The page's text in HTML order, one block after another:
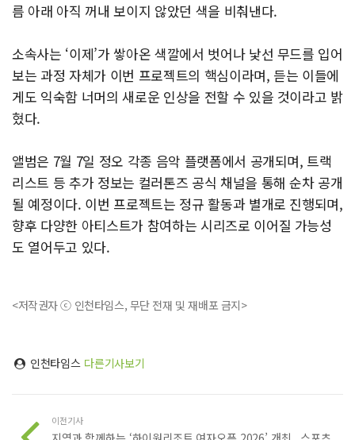
름 아래 아직 꺼내 보이지 않았던 색을 비춰낸다.
소속사는 ‘이제’가 쌓아온 색깔에서 벗어나 낯선 무드를 입어
보는 과정 자체가 이번 프로젝트의 핵심이라며, 듣는 이들에
게도 익숙함 너머의 새로운 인상을 전할 수 있을 것이라고 밝
혔다.
앨범은 7월 7일 정오 각종 음악 플랫폼에서 공개되며, 트랙
리스트 등 추가 정보는 컬러톤즈 공식 채널을 통해 순차 공개
될 예정이다. 이번 프로젝트는 정규 활동과 별개로 진행되며,
향후 다양한 아티스트가 참여하는 시리즈로 이어질 가능성
도 열어두고 있다.
<저작권자 ⓒ 인천타임스, 무단 전재 및 재배포 금지>
인천타임스 다른기사보기
이전기사